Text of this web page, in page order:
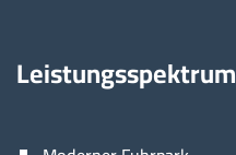
Leistungsspektrum